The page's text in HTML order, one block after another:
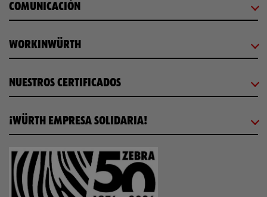
COMUNICACIÓN
WORKINWÜRTH
NUESTROS CERTIFICADOS
¡WÜRTH EMPRESA SOLIDARIA!